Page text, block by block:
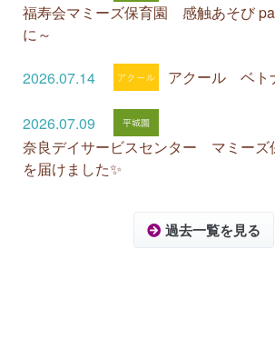
福寿会マミーズ保育園 感触あそび
に～
2026.07.14 アクール ベト
2026.07.09
奈良デイサービスセンター マミーズ
を届けました✨
過去一覧を見る